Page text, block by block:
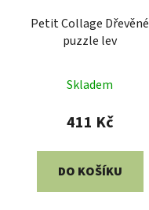
Petit Collage Dřevěné
puzzle lev
Skladem
411 Kč
DO KOŠÍKU